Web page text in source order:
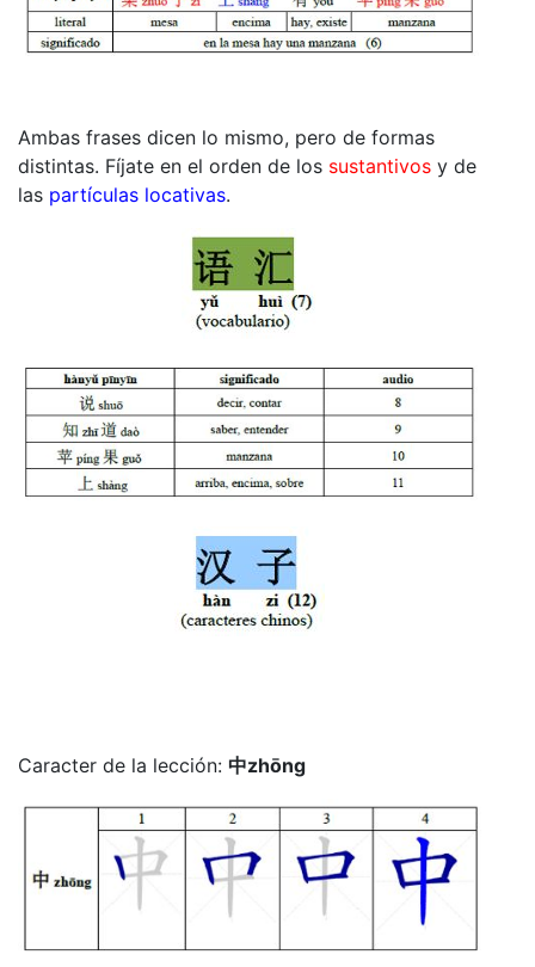
Ambas frases dicen lo mismo, pero de formas
distintas. Fíjate en el orden de los sustantivos y de
las partículas locativas.
Caracter de la lección: 中zhōng